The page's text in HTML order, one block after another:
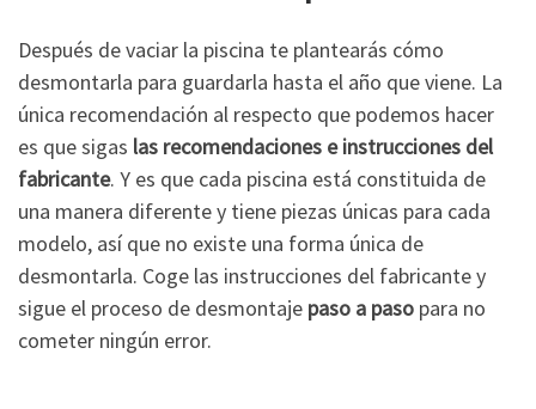
Después de vaciar la piscina te plantearás cómo
desmontarla para guardarla hasta el año que viene. La
única recomendación al respecto que podemos hacer
es que sigas las recomendaciones e instrucciones del
fabricante. Y es que cada piscina está constituida de
una manera diferente y tiene piezas únicas para cada
modelo, así que no existe una forma única de
desmontarla. Coge las instrucciones del fabricante y
sigue el proceso de desmontaje paso a paso para no
cometer ningún error.